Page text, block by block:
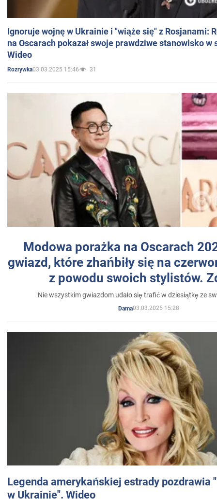
Ignoruje wojnę w Ukrainie i "wiąże się" z Rosjanami:
na Oscarach pokazał swoje prawdziwe stanowisko w
Wideo
Rozrywka03.03.2025 15:46 31
Modowa porażka na Oscarach
gwiazd, które zhańbiły się na
z powodu swoich stylistów.
Nie wszystkim gwiazdom udało się trafić w dziesiątkę ze
Dama03.03.2025 15:28
Legenda amerykańskiej estrady pozdrawia
w Ukrainie". Wideo